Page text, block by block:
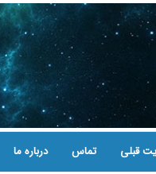
قبلی تماس درباره ما